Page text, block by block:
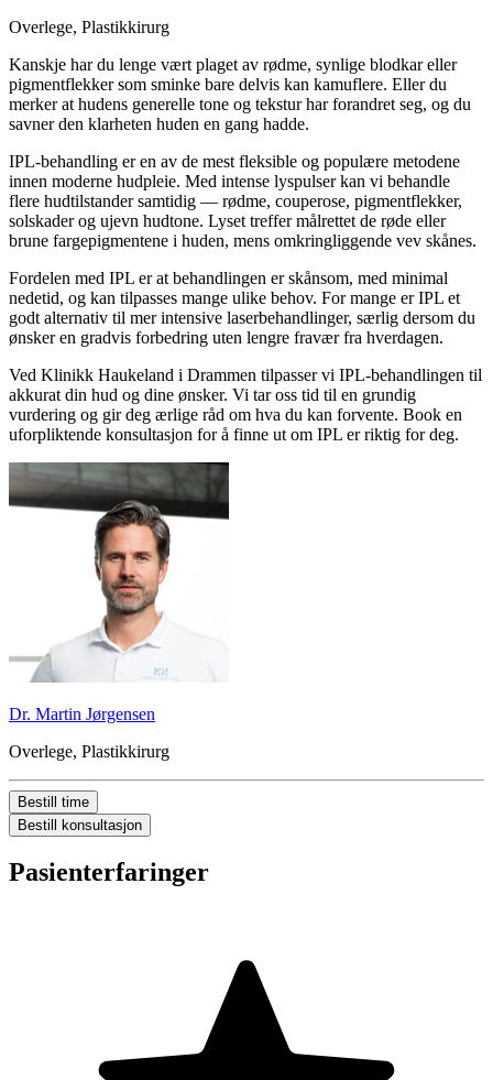
Overlege, Plastikkirurg
Kanskje har du lenge vært plaget av rødme, synlige blodkar eller
pigmentflekker som sminke bare delvis kan kamuflere. Eller du
merker at hudens generelle tone og tekstur har forandret seg, og du
savner den klarheten huden en gang hadde.
IPL-behandling er en av de mest fleksible og populære metodene
innen moderne hudpleie. Med intense lyspulser kan vi behandle
flere hudtilstander samtidig — rødme, couperose, pigmentflekker,
solskader og ujevn hudtone. Lyset treffer målrettet de røde eller
brune fargepigmentene i huden, mens omkringliggende vev skånes.
Fordelen med IPL er at behandlingen er skånsom, med minimal
nedetid, og kan tilpasses mange ulike behov. For mange er IPL et
godt alternativ til mer intensive laserbehandlinger, særlig dersom du
ønsker en gradvis forbedring uten lengre fravær fra hverdagen.
Ved Klinikk Haukeland i Drammen tilpasser vi IPL-behandlingen til
akkurat din hud og dine ønsker. Vi tar oss tid til en grundig
vurdering og gir deg ærlige råd om hva du kan forvente. Book en
uforpliktende konsultasjon for å finne ut om IPL er riktig for deg.
Dr. Martin Jørgensen
Overlege, Plastikkirurg
Bestill time
Bestill konsultasjon
Pasienterfaringer